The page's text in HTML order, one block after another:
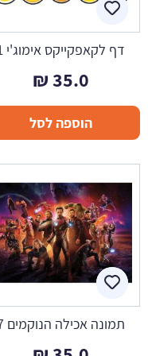
דף לקאפקייקס אימוג'י 1
35.0
₪
הוספה לסל
תמונה אכילה הנוקמים 7